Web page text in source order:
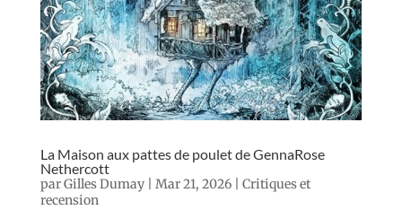
La Maison aux pattes de poulet de GennaRose
Nethercott
parGilles Dumay| Mar 21, 2026| Critiques et
recension